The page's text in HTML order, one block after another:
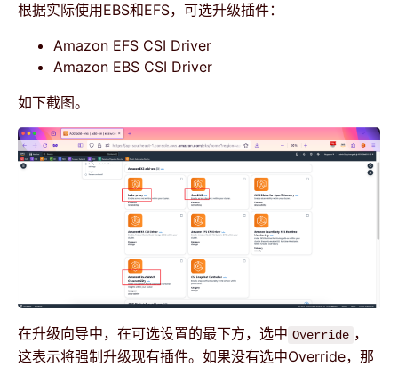
根据实际使用EBS和EFS，可选升级插件：
Amazon EFS CSI Driver
Amazon EBS CSI Driver
如下截图。
在升级向导中，在可选设置的最下方，选中 Override ，
这表示将强制升级现有插件。如果没有选中Override，那